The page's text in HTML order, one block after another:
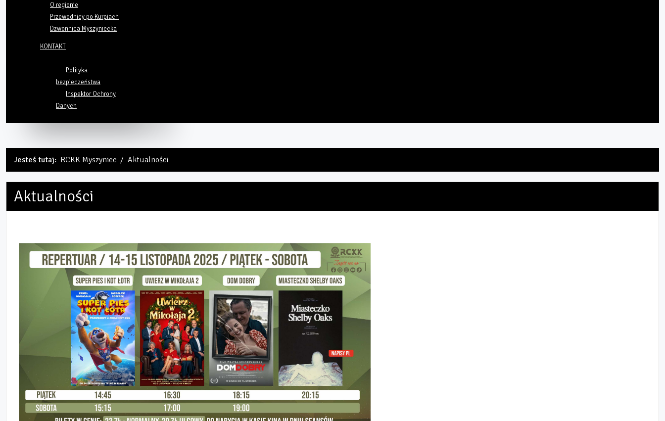
O regionie
Przewodnicy po Kurpiach
Dzwonnica Myszyniecka
KONTAKT
Polityka
bezpieczeństwa
Inspektor Ochrony
Danych
Jesteś tutaj: RCKK Myszyniec Aktualności
Aktualności